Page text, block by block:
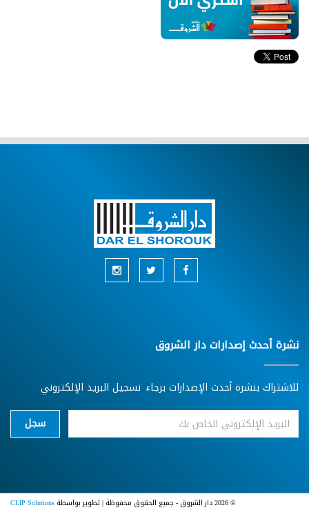
نشرة أحدث إصدارات دار الشروق
للاشتراك بنشرة أحدث الإصدارات برجاء تسجيل البريد الإلكتروني
سجل
© 2026 دار الشروق - جميع الحقوق محفوظة | تطوير بواسطة CLIP Solutions